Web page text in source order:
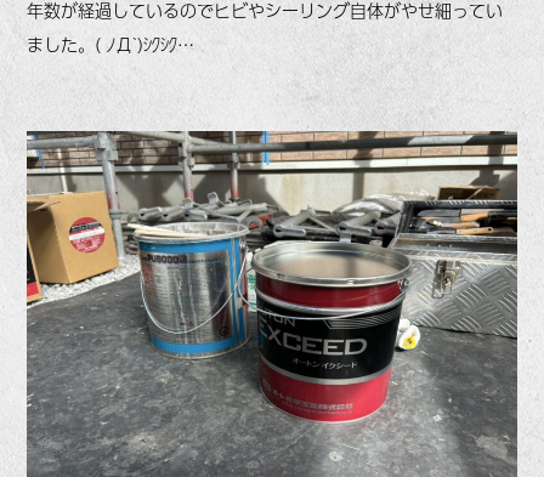
年数が経過しているのでヒビやシーリング自体がやせ細ってい
ました。( ﾉД`)ｼｸｼｸ…